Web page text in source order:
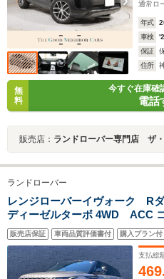
通常ロ
年式
車検
保証
住所
無
料
今すぐ在庫確
電話
販売店： ランドローバー専門店 ザ
ランドローバー
レンジローバーイヴォーク R
ディーゼルターボ 4WD ACC
メ 純正20AW 全方位カメラ
シートヒーター 電動リアゲート
純正20インチアルミホイール
ーシート Bカメ
販売店保証 車両品質評価書付 購入プラン付
支払総